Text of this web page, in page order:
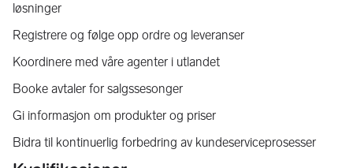
løsninger
Registrere og følge opp ordre og leveranser
Koordinere med våre agenter i utlandet
Booke avtaler for salgssesonger
Gi informasjon om produkter og priser
Bidra til kontinuerlig forbedring av kundeserviceprosesser